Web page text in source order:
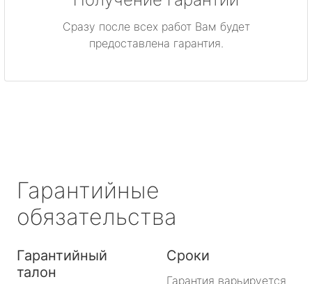
Приозерск
Сясьстрой
Тосно
Сразу после всех работ Вам будет
предоставлена гарантия.
Гарантийные
обязательства
Гарантийный
талон
Сроки
Гарантия варьируется